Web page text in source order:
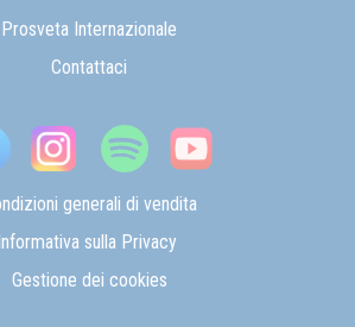
Prosveta Internazionale
Contattaci
generali di vendita
Informativa sulla Privacy
Gestione dei cookies